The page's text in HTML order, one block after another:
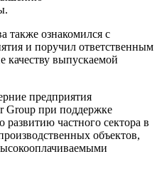
также ознакомился с
и поручил ответственным
качеству выпускаемой
предприятия
Group при поддержке
частного сектора в
объектов,